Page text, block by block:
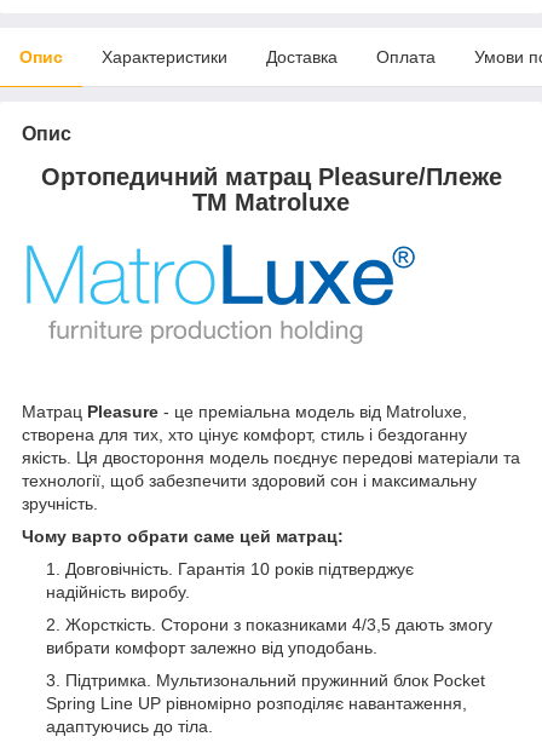
Опис Характеристики Доставка Оплата Умови
Опис
Ортопедичний матрац Pleasure/Плеже
TM Matroluxe
Матрац Pleasure - це преміальна модель від Matroluxe,
створена для тих, хто цінує комфорт, стиль і бездоганну
якість. Ця двостороння модель поєднує передові матеріали та
технології, щоб забезпечити здоровий сон і максимальну
зручність.
Чому варто обрати саме цей матрац:
Довговічність. Гарантія 10 років підтверджує
надійність виробу.
Жорсткість. Сторони з показниками 4/3,5 дають змогу
вибрати комфорт залежно від уподобань.
Підтримка. Мультизональний пружинний блок Pocket
Spring Line UP рівномірно розподіляє навантаження,
адаптуючись до тіла.